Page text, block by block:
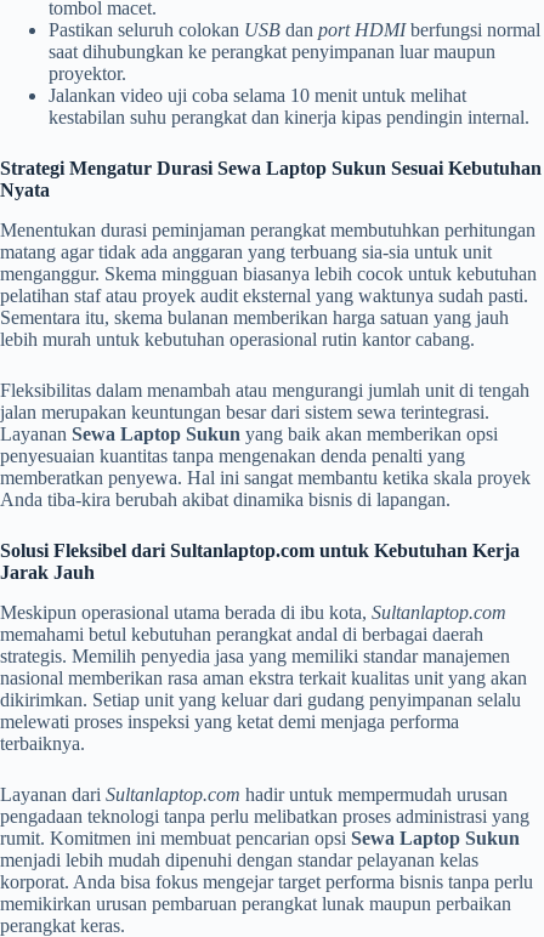
tombol macet.
Pastikan seluruh colokan USB dan port HDMIberfungsi normal
saat dihubungkan ke perangkat penyimpanan luar maupun
proyektor.
Jalankan video uji coba selama 10 menit untuk melihat
kestabilan suhu perangkat dan kinerja kipas pendingin internal.
Strategi Mengatur Durasi Sewa Laptop Sukun Sesuai Kebutuhan
Nyata
Menentukan durasi peminjaman perangkat membutuhkan perhitungan
matang agar tidak ada anggaran yang terbuang sia-sia untuk unit
menganggur. Skema mingguan biasanya lebih cocok untuk kebutuhan
pelatihan staf atau proyek audit eksternal yang waktunya sudah pasti.
Sementara itu, skema bulanan memberikan harga satuan yang jauh
lebih murah untuk kebutuhan operasional rutin kantor cabang.
Fleksibilitas dalam menambah atau mengurangi jumlah unit di tengah
jalan merupakan keuntungan besar dari sistem sewa terintegrasi.
Layanan Sewa Laptop Sukun yang baik akan memberikan opsi
penyesuaian kuantitas tanpa mengenakan denda penalti yang
memberatkan penyewa. Hal ini sangat membantu ketika skala proyek
Anda tiba-kira berubah akibat dinamika bisnis di lapangan.
Solusi Fleksibel dari Sultanlaptop.com untuk Kebutuhan Kerja
Jarak Jauh
Meskipun operasional utama berada di ibu kota, Sultanlaptop.com
memahami betul kebutuhan perangkat andal di berbagai daerah
strategis. Memilih penyedia jasa yang memiliki standar manajemen
nasional memberikan rasa aman ekstra terkait kualitas unit yang akan
dikirimkan. Setiap unit yang keluar dari gudang penyimpanan selalu
melewati proses inspeksi yang ketat demi menjaga performa
terbaiknya.
Layanan dari Sultanlaptop.com hadir untuk mempermudah urusan
pengadaan teknologi tanpa perlu melibatkan proses administrasi yang
rumit. Komitmen ini membuat pencarian opsi Sewa Laptop Sukun
menjadi lebih mudah dipenuhi dengan standar pelayanan kelas
korporat. Anda bisa fokus mengejar target performa bisnis tanpa perlu
memikirkan urusan pembaruan perangkat lunak maupun perbaikan
perangkat keras.